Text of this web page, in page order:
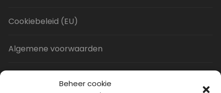
Beheer cookie
Cookiebeleid (EU)
Algemene voorwaarden